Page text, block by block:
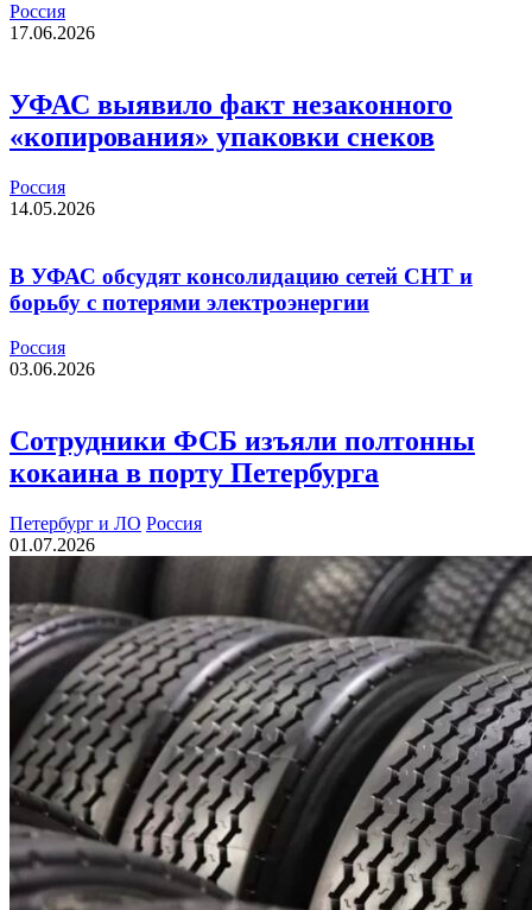
Россия
17.06.2026
УФАС выявило факт незаконного
«копирования» упаковки снеков
Россия
14.05.2026
В УФАС обсудят консолидацию сетей СНТ и
борьбу с потерями электроэнергии
Россия
03.06.2026
Сотрудники ФСБ изъяли полтонны
кокаина в порту Петербурга
Петербург и ЛО Россия
01.07.2026